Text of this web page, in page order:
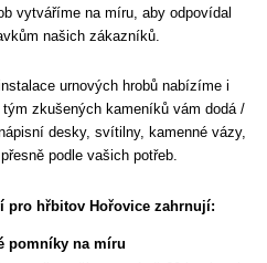
vytváříme na míru, aby odpovídal
našich zákazníků.
urnových hrobů nabízíme i
zkušených kameníků vám dodá /
desky, svítilny, kamenné vázy,
podle vašich potřeb.
pro hřbitov Hořovice zahrnují:
pomníky na míru